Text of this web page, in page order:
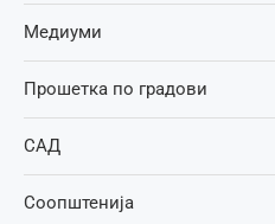
Медиуми
Прошетка по градови
САД
Соопштенија